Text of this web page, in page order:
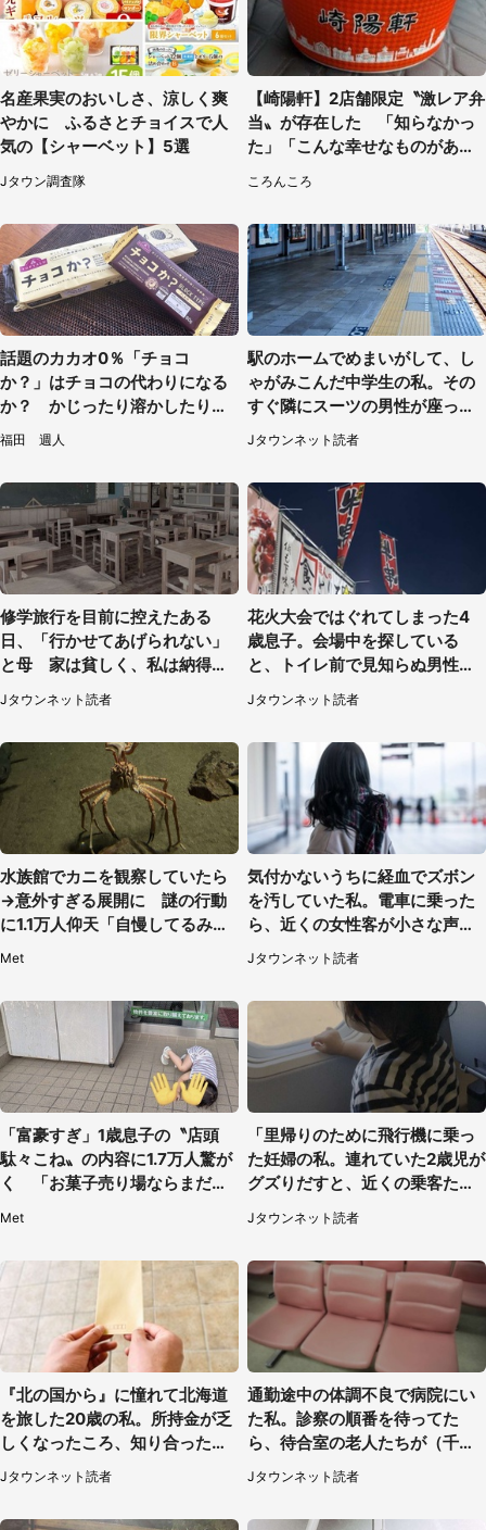
名産果実のおいしさ、涼しく爽
やかに ふるさとチョイスで人
気の【シャーベット】5選
Jタウン調査隊
【崎陽軒】2店舗限定〝激レア弁
当〟が存在した 「知らなかっ
た」「こんな幸せなものがあっ
ころんころ
話題のカカオ0％「チョコ
か？」はチョコの代わりになる
か？ かじったり溶かしたりし
て食べてみた
福田 週人
駅のホームでめまいがして、し
ゃがみこんだ中学生の私。その
すぐ隣にスーツの男性が座って
きて（千葉県・20代女性）
Jタウンネット読者
修学旅行を目前に控えたある
日、「行かせてあげられない」
と母 家は貧しく、私は納得し
たけれど...（北海道・70代以上
女性）
Jタウンネット読者
花火大会ではぐれてしまった4
歳息子。会場中を探している
と、トイレ前で見知らぬ男性に
（東京都・女性）
Jタウンネット読者
水族館でカニを観察していたら
→意外すぎる展開に 謎の行動
に1.1万人仰天「自慢してるみた
Met
気付かないうちに経血でズボン
を汚していた私。電車に乗った
ら、近くの女性客が小さな声で
（千葉県・10代女性）
Jタウンネット読者
「富豪すぎ」1歳息子の〝店頭
駄々こね〟の内容に1.7万人驚が
く 「お菓子売り場ならまだし
Met
「里帰りのために飛行機に乗っ
た妊婦の私。連れていた2歳児が
グズりだすと、近くの乗客たち
が」（愛知県・40代女性）
Jタウンネット読者
『北の国から』に憧れて北海道
を旅した20歳の私。所持金が乏
しくなったころ、知り合ったオ
ジサンに連れて行かれたのは
（福岡県・50代男性）
Jタウンネット読者
通勤途中の体調不良で病院にい
た私。診察の順番を待ってた
ら、待合室の老人たちが（千葉
県・50代男性）
Jタウンネット読者